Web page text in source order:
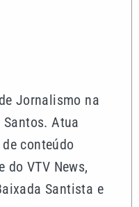
Jornalismo na
Atua
conteúdo
do VTV News,
Santista e